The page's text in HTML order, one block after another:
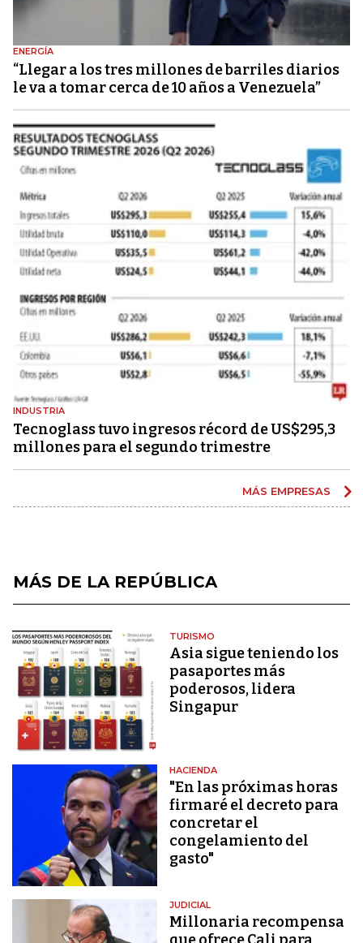
ENERGÍA
“Llegar a los tres millones de barriles diarios
le va a tomar cerca de 10 años a Venezuela”
INDUSTRIA
Tecnoglass tuvo ingresos récord de US$295,3
millones para el segundo trimestre
MÁS EMPRESAS
MÁS DE LA REPÚBLICA
TURISMO
Asia sigue teniendo los
pasaportes más
poderosos, lidera
Singapur
HACIENDA
"En las próximas horas
firmaré el decreto para
concretar el
congelamiento del
gasto"
JUDICIAL
Millonaria recompensa
que ofrece Cali para